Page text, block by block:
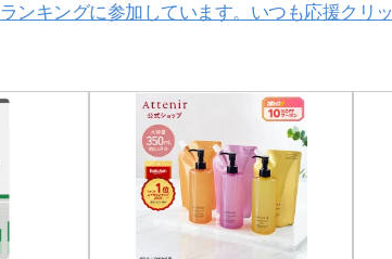
ンキングに参加しています。いつも応援クリッ